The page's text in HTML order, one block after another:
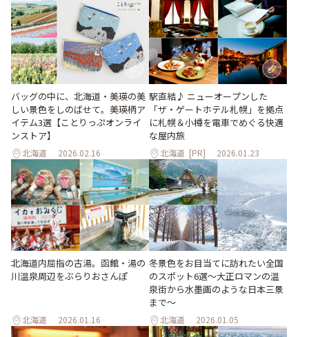
バッグの中に、北海道・美瑛の美
しい景色をしのばせて。美瑛柄ア
イテム3選【ことりっぷオンライ
ンストア】
北海道 2026.02.16
駅直結♪ ニューオープンした
「ザ・ゲートホテル札幌」を拠点
に札幌＆小樽を電車でめぐる快適
な屋内旅
北海道 [PR] 2026.01.23
北海道内屈指の古湯。函館・湯の
川温泉周辺をぶらりおさんぽ
北海道 2026.01.16
冬景色をお目当てに訪れたい全国
のスポット6選〜大正ロマンの温
泉街から水墨画のような日本三景
まで〜
北海道 2026.01.05